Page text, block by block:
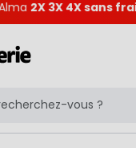
2X 3X 4X sans frais